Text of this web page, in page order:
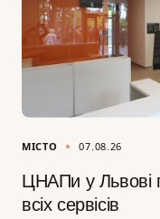
МІСТО 07.08.26
ЦНАПи у Львові
всіх сервісів